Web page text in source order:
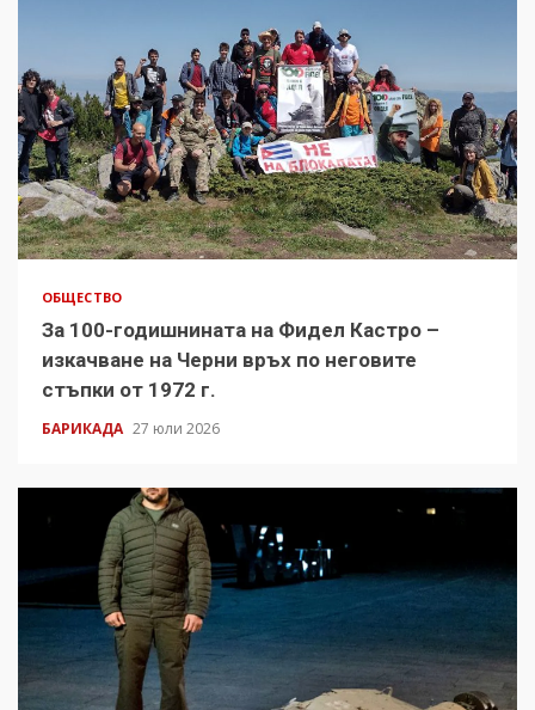
ОБЩЕСТВО
За 100-годишнината на Фидел Кастро –
изкачване на Черни връх по неговите
стъпки от 1972 г.
БАРИКАДА 27 юли 2026